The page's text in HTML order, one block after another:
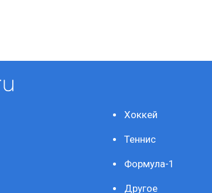
Хоккей
Теннис
Формула-1
Другое